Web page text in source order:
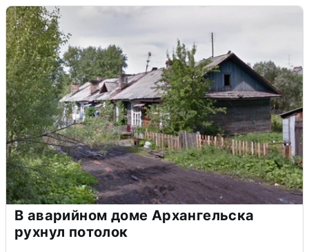
В аварийном доме Архангельска
рухнул потолок